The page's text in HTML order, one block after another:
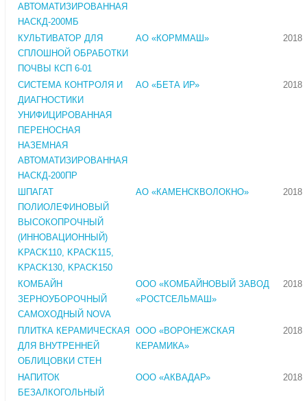
АВТОМАТИЗИРОВАННАЯ
НАСКД-200МБ
КУЛЬТИВАТОР ДЛЯ
СПЛОШНОЙ ОБРАБОТКИ
ПОЧВЫ КСП 6-01
АО «КОРММАШ» 2018
СИСТЕМА КОНТРОЛЯ И
ДИАГНОСТИКИ
УНИФИЦИРОВАННАЯ
ПЕРЕНОСНАЯ
НАЗЕМНАЯ
АВТОМАТИЗИРОВАННАЯ
НАСКД-200ПР
АО «БЕТА ИР» 2018
ШПАГАТ
ПОЛИОЛЕФИНОВЫЙ
ВЫСОКОПРОЧНЫЙ
(ИННОВАЦИОННЫЙ)
KPACK110, KPACK115,
KPACK130, KPACK150
АО «КАМЕНСКВОЛОКНО» 2018
КОМБАЙН
ЗЕРНОУБОРОЧНЫЙ
САМОХОДНЫЙ NOVA
ООО «КОМБАЙНОВЫЙ ЗАВОД
«РОСТСЕЛЬМАШ»
2018
ПЛИТКА КЕРАМИЧЕСКАЯ
ДЛЯ ВНУТРЕННЕЙ
ОБЛИЦОВКИ СТЕН
ООО «ВОРОНЕЖСКАЯ
КЕРАМИКА»
2018
НАПИТОК
БЕЗАЛКОГОЛЬНЫЙ
ООО «АКВАДАР» 2018